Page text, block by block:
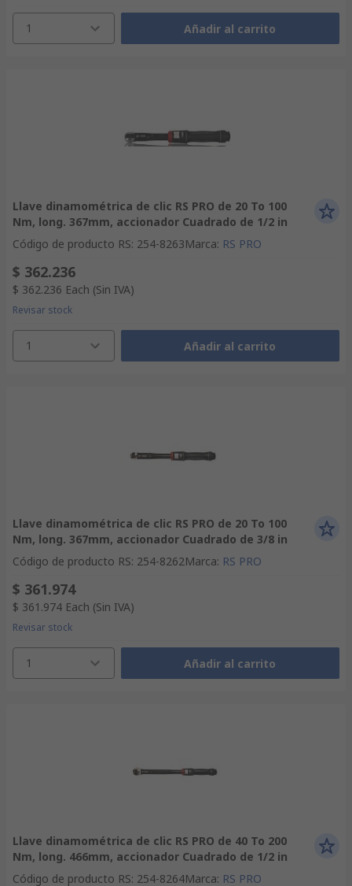
1 Añadir al carrito
Llave dinamométrica de clic RS PRO de 20 To 100
Nm, long. 367mm, accionador Cuadrado de 1/2 in
Código de producto RS: 254-8263Marca: RS PRO
$ 362.236
$ 362.236 Each (Sin IVA)
Revisar stock
1 Añadir al carrito
Llave dinamométrica de clic RS PRO de 20 To 100
Nm, long. 367mm, accionador Cuadrado de 3/8 in
Código de producto RS: 254-8262Marca: RS PRO
$ 361.974
$ 361.974 Each (Sin IVA)
Revisar stock
1 Añadir al carrito
Llave dinamométrica de clic RS PRO de 40 To 200
Nm, long. 466mm, accionador Cuadrado de 1/2 in
Código de producto RS: 254-8264Marca: RS PRO